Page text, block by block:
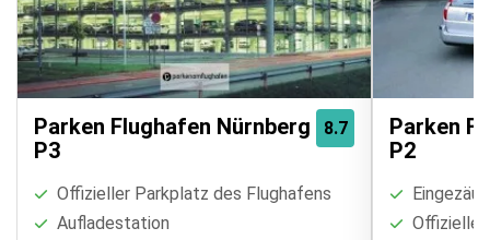
8.7
Parken Flughafen Nürnberg
P3
Offizieller Parkplatz des Flughafens
Aufladestation
Parken
P2
Offizieller